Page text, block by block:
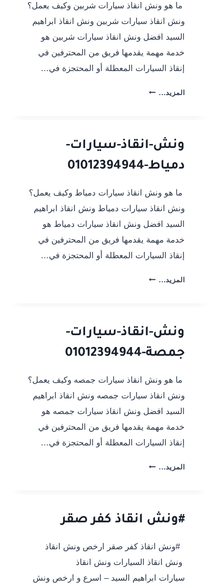
ما هو ونش انقاذ سيارات شربين وكيف يعمل؟
ونش انقاذ سيارات شربين ونش انقاذ ابراهيم
السيد افضل ونش انقاذ سيارات شربين هو
خدمة مهمة يقدمها فريق من المحترفين في
إنقاذ السيارات المعطلة أو المحتجزة في…
المزيد... ونش-
ونش-انقاذ-سيارات-
دمياط-01012394944
ما هو ونش انقاذ سيارات دمياط وكيف يعمل؟
ونش انقاذ سيارات دمياط ونش انقاذ ابراهيم
السيد افضل ونش انقاذ سيارات دمياط هو
خدمة مهمة يقدمها فريق من المحترفين في
إنقاذ السيارات المعطلة أو المحتجزة في…
المزيد... ونش-
ونش-انقاذ-سيارات-
جمصة-01012394944
ما هو ونش انقاذ سيارات جمصه وكيف يعمل؟
ونش انقاذ سيارات جمصه ونش انقاذ ابراهيم
السيد افضل ونش انقاذ سيارات جمصه هو
خدمة مهمة يقدمها فريق من المحترفين في
إنقاذ السيارات المعطلة أو المحتجزة في…
المزيد... ونش-
#ونش انقاذ كفر صقر
#ونش انقاذ كفر صقر ارخص ونش انقاذ
ونش انقاذ السيارات ونش انقاذ
سيارات ابراهيم السيد – اسرع و ارخص ونش